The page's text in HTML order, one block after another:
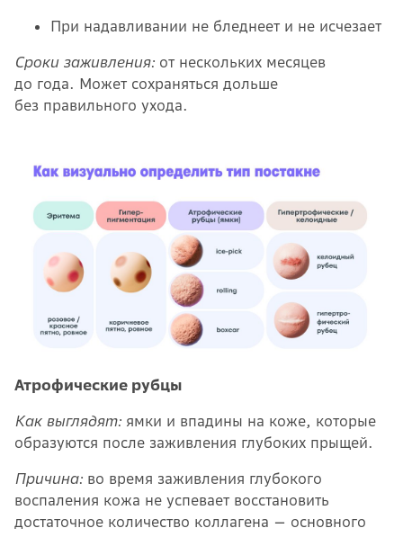
При надавливании не бледнеет и не исчезает
Сроки заживления: от нескольких месяцев
до года. Может сохраняться дольше
без правильного ухода.
Атрофические рубцы
Как выглядят: ямки и впадины на коже, которые
образуются после заживления глубоких прыщей.
Причина: во время заживления глубокого
воспаления кожа не успевает восстановить
достаточное количество коллагена — основного